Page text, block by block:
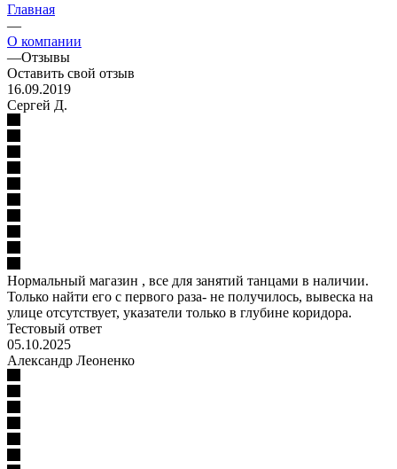
Главная
—
О компании
—Отзывы
Оставить свой отзыв
16.09.2019
Сергей Д.
Нормальный магазин , все для занятий танцами в наличии.
Только найти его с первого раза- не получилось, вывеска на
улице отсутствует, указатели только в глубине коридора.
Тестовый ответ
05.10.2025
Александр Леоненко